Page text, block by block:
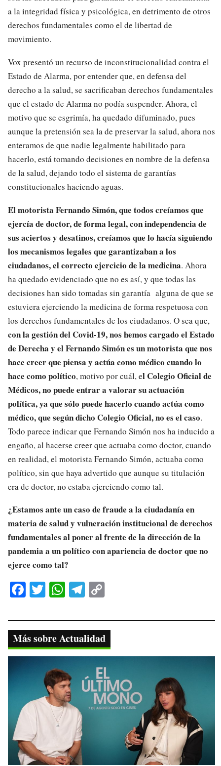
a la integridad física y psicológica, en detrimento de otros
derechos fundamentales como el de libertad de
movimiento.
Vox presentó un recurso de inconstitucionalidad contra el
Estado de Alarma, por entender que, en defensa del
derecho a la salud, se sacrificaban derechos fundamentales
que el estado de Alarma no podía suspender. Ahora, el
motivo que se esgrimía, ha quedado difuminado, pues
aunque la pretensión sea la de preservar la salud, ahora nos
enteramos de que nadie legalmente habilitado para
hacerlo, está tomando decisiones en nombre de la defensa
de la salud, dejando todo el sistema de garantías
constitucionales haciendo aguas.
El motorista Fernando Simón, que todos creíamos que
ejercía de doctor, de forma legal, con independencia de
sus aciertos y desatinos, creíamos que lo hacía siguiendo
los mecanismos legales que garantizaban a los
ciudadanos, el correcto ejercicio de la medicina. Ahora
ha quedado evidenciado que no es así, y que todas las
decisiones han sido tomadas sin garantía alguna de que se
estuviera ejerciendo la medicina de forma respetuosa con
los derechos fundamentales de los ciudadanos. O sea que,
con la gestión del Covid-19, nos hemos cargado el Estado
de Derecha y el Fernando Simón es un motorista que nos
hace creer que piensa y actúa como médico cuando lo
hace como político, motivo por cuál, el Colegio Oficial de
Médicos, no puede entrar a valorar su actuación
política, ya que sólo puede hacerlo cuando actúa como
médico, que según dicho Colegio Oficial, no es el caso.
Todo parece indicar que Fernando Simón nos ha inducido a
engaño, al hacerse creer que actuaba como doctor, cuando
en realidad, el motorista Fernando Simón, actuaba como
político, sin que haya advertido que aunque su titulación
era de doctor, no estaba ejerciendo como tal.
¿Estamos ante un caso de fraude a la ciudadanía en
materia de salud y vulneración institucional de derechos
fundamentales al poner al frente de la dirección de la
pandemia a un político con apariencia de doctor que no
ejerce como tal?
Fa
bo
ok
T
tte
r
W
ts
A
pp
Te
gr
a
m
y
Li
nk
Más sobre Actualidad